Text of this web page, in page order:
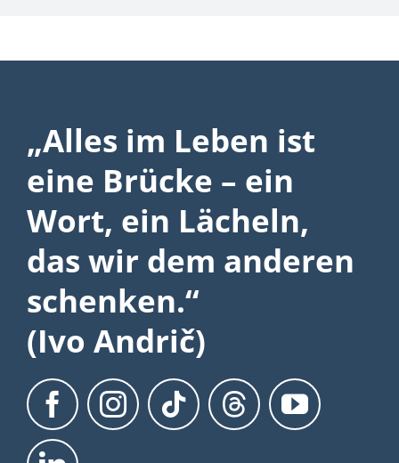
„Alles im Leben ist
eine Brücke – ein
Wort, ein Lächeln,
das wir dem anderen
schenken.“
(Ivo Andrič)